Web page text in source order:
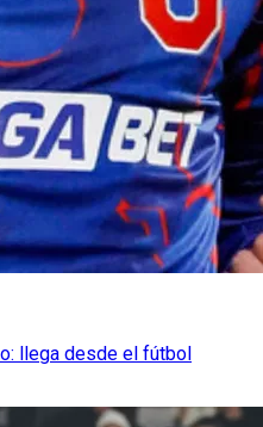
llega desde el fútbol